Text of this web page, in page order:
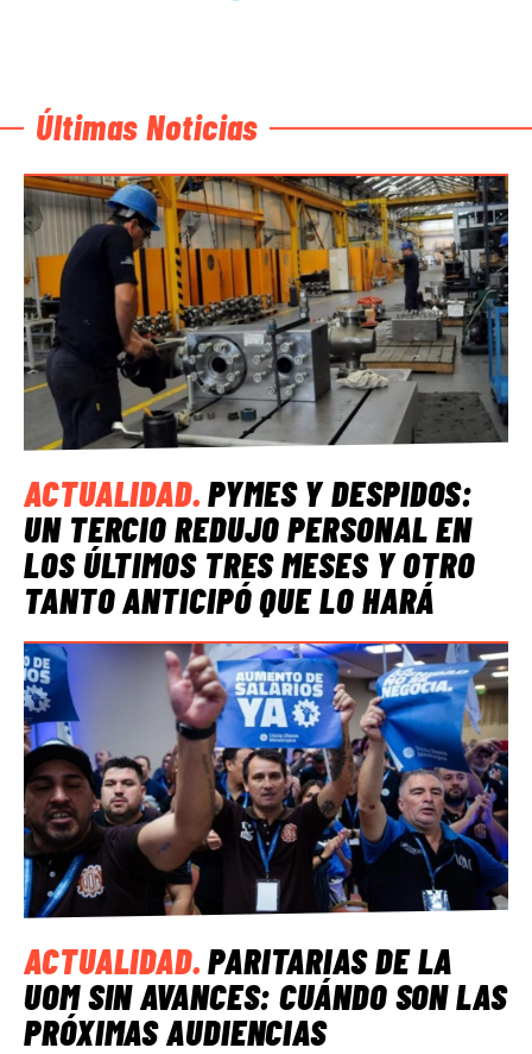
Últimas Noticias
ACTUALIDAD.PYMES Y DESPIDOS:
UN TERCIO REDUJO PERSONAL EN
LOS ÚLTIMOS TRES MESES Y OTRO
TANTO ANTICIPÓ QUE LO HARÁ
ACTUALIDAD.PARITARIAS DE LA
UOM SIN AVANCES: CUÁNDO SON LAS
PRÓXIMAS AUDIENCIAS